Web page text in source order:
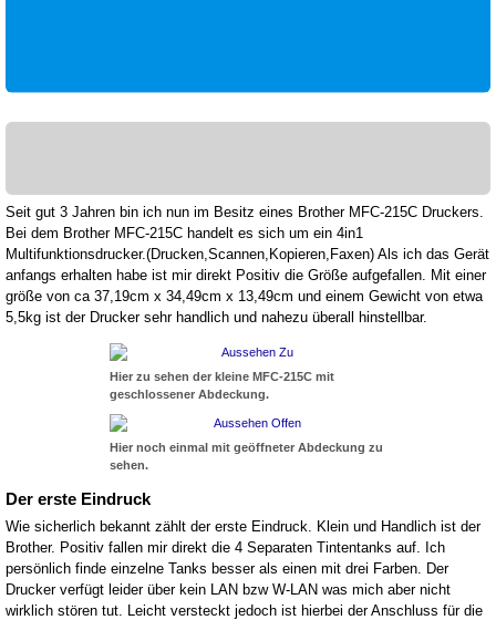
Seit gut 3 Jahren bin ich nun im Besitz eines Brother MFC-215C Druckers.
Bei dem Brother MFC-215C handelt es sich um ein 4in1
Multifunktionsdrucker.(Drucken,Scannen,Kopieren,Faxen) Als ich das Gerät
anfangs erhalten habe ist mir direkt Positiv die Größe aufgefallen. Mit einer
größe von ca 37,19cm x 34,49cm x 13,49cm und einem Gewicht von etwa
5,5kg ist der Drucker sehr handlich und nahezu überall hinstellbar.
Hier zu sehen der kleine MFC-215C mit
geschlossener Abdeckung.
Hier noch einmal mit geöffneter Abdeckung zu
sehen.
Der erste Eindruck
Wie sicherlich bekannt zählt der erste Eindruck. Klein und Handlich ist der
Brother. Positiv fallen mir direkt die 4 Separaten Tintentanks auf. Ich
persönlich finde einzelne Tanks besser als einen mit drei Farben. Der
Drucker verfügt leider über kein LAN bzw W-LAN was mich aber nicht
wirklich stören tut. Leicht versteckt jedoch ist hierbei der Anschluss für die